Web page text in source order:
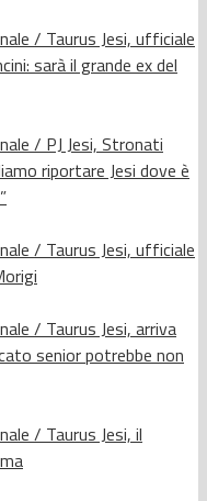
/ Taurus Jesi, ufficiale
sarà il grande ex del
/ PJ Jesi, Stronati
riportare Jesi dove è
/ Taurus Jesi, ufficiale
/ Taurus Jesi, arriva
senior potrebbe non
/ Taurus Jesi, il